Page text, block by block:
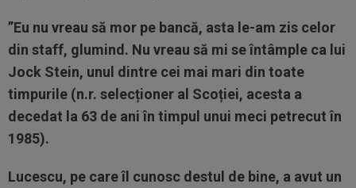
”Eu nu vreau să mor pe bancă, asta le-am zis celor
din staff, glumind. Nu vreau să mi se întâmple ca lui
Jock Stein, unul dintre cei mai mari din toate
timpurile (n.r. selecționer al Scoției, acesta a
decedat la 63 de ani în timpul unui meci petrecut în
1985).
Lucescu, pe care îl cunosc destul de bine, a avut un